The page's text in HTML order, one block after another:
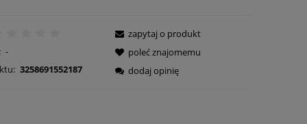
-
3258691552187
zapytaj o produkt
poleć znajomemu
dodaj opinię